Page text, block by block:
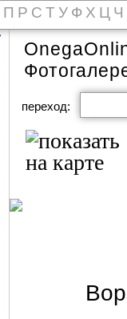
П Р С Т У Ф Х Ц Ч
переход: